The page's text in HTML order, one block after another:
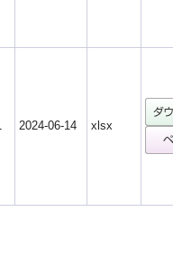
2024-06-14 xlsx